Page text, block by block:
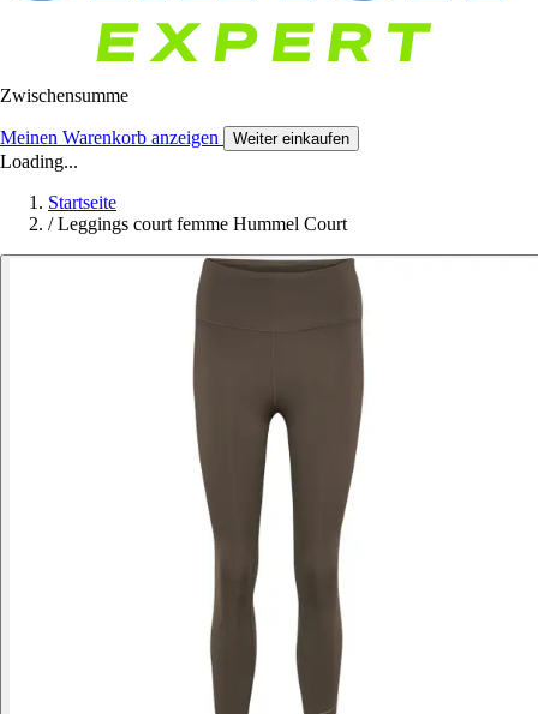
Zwischensumme
Meinen Warenkorb anzeigen Weiter einkaufen
Loading...
Startseite
/ Leggings court femme Hummel Court